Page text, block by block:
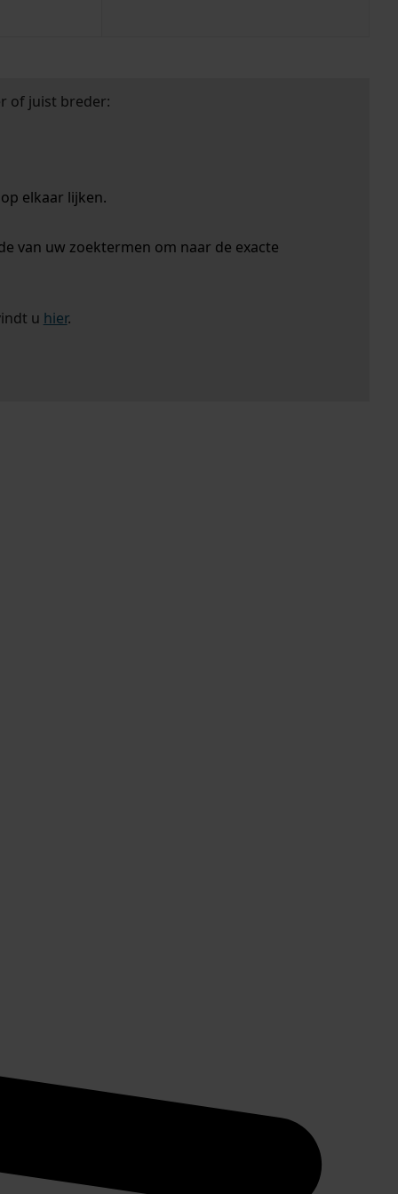
of juist breder:
elkaar lijken.
van uw zoektermen om naar de exacte
u hier.